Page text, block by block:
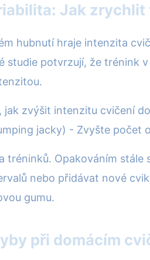
Jak
hubnutí hraje intenzita
studie potvrzují, že trénink
jak zvýšit intenzitu cvičení
jacky) - Zvyšte počet
tréninků. Opakováním
nebo přidávat nové
gumu.
při domácím